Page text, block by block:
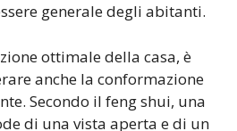
generale degli abitanti.
ottimale della casa, è
anche la conformazione
Secondo il feng shui, una
di una vista aperta e di un